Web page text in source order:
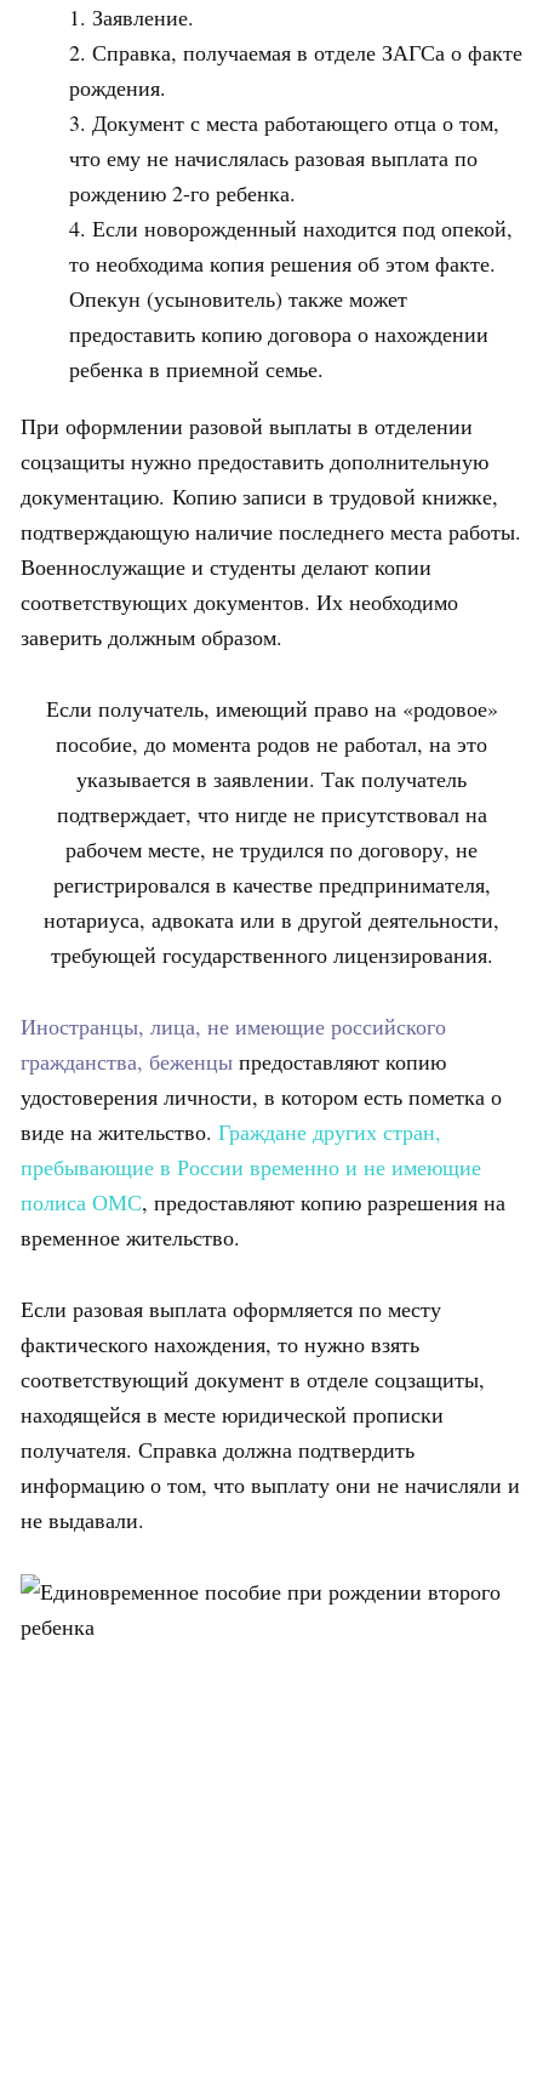
Заявление.
Справка, получаемая в отделе ЗАГСа о факте
рождения.
Документ с места работающего отца о том,
что ему не начислялась разовая выплата по
рождению 2-го ребенка.
Если новорожденный находится под опекой,
то необходима копия решения об этом факте.
Опекун (усыновитель) также может
предоставить копию договора о нахождении
ребенка в приемной семье.
При оформлении разовой выплаты в отделении
соцзащиты нужно предоставить дополнительную
документацию. Копию записи в трудовой книжке,
подтверждающую наличие последнего места работы.
Военнослужащие и студенты делают копии
соответствующих документов. Их необходимо
заверить должным образом.
Если получатель, имеющий право на «родовое»
пособие, до момента родов не работал, на это
указывается в заявлении. Так получатель
подтверждает, что нигде не присутствовал на
рабочем месте, не трудился по договору, не
регистрировался в качестве предпринимателя,
нотариуса, адвоката или в другой деятельности,
требующей государственного лицензирования.
Иностранцы, лица, не имеющие российского
гражданства, беженцы предоставляют копию
удостоверения личности, в котором есть пометка о
виде на жительство. Граждане других стран,
пребывающие в России временно и не имеющие
полиса ОМС, предоставляют копию разрешения на
временное жительство.
Если разовая выплата оформляется по месту
фактического нахождения, то нужно взять
соответствующий документ в отделе соцзащиты,
находящейся в месте юридической прописки
получателя. Справка должна подтвердить
информацию о том, что выплату они не начисляли и
не выдавали.